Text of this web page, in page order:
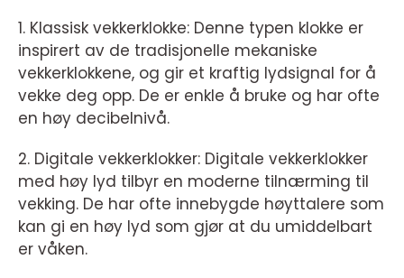
1. Klassisk vekkerklokke: Denne typen klokke er
inspirert av de tradisjonelle mekaniske
vekkerklokkene, og gir et kraftig lydsignal for å
vekke deg opp. De er enkle å bruke og har ofte
en høy decibelnivå.
2. Digitale vekkerklokker: Digitale vekkerklokker
med høy lyd tilbyr en moderne tilnærming til
vekking. De har ofte innebygde høyttalere som
kan gi en høy lyd som gjør at du umiddelbart
er våken.